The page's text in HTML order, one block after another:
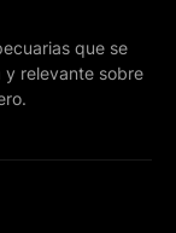
que se
relevante sobre